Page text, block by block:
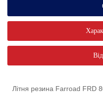
Літня резина Farroad FRD